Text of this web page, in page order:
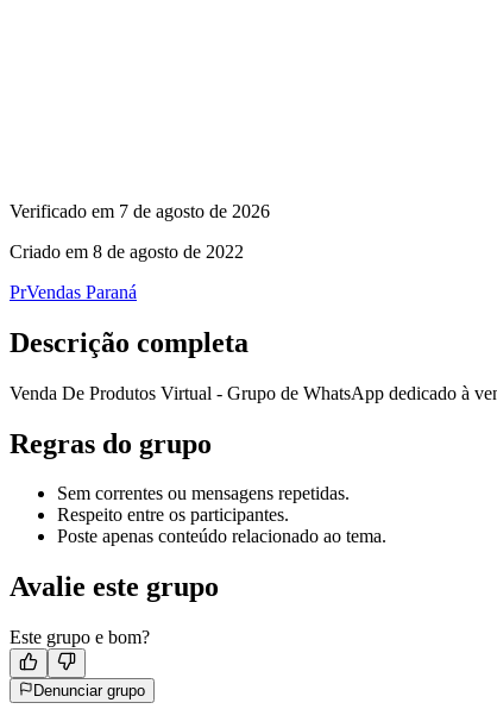
Verificado em 7 de agosto de 2026
Criado em 8 de agosto de 2022
PrVendas Paraná
Descrição completa
Venda De Produtos Virtual - Grupo de WhatsApp dedicado à
Regras do grupo
Sem correntes ou mensagens repetidas.
Respeito entre os participantes.
Poste apenas conteúdo relacionado ao tema.
Avalie este grupo
Este grupo e bom?
Denunciar grupo